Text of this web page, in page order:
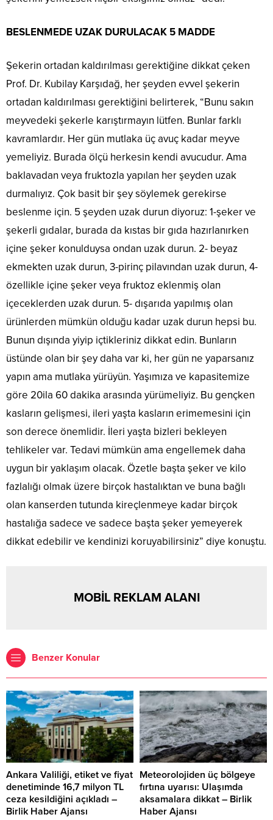
BESLENMEDE UZAK DURULACAK 5 MADDE
Şekerin ortadan kaldırılması gerektiğine dikkat çeken
Prof. Dr. Kubilay Karşıdağ, her şeyden evvel şekerin
ortadan kaldırılması gerektiğini belirterek, “Bunu sakın
meyvedeki şekerle karıştırmayın lütfen. Bunlar farklı
kavramlardır. Her gün mutlaka üç avuç kadar meyve
yemeliyiz. Burada ölçü herkesin kendi avucudur. Ama
baklavadan veya fruktozla yapılan her şeyden uzak
durmalıyız. Çok basit bir şey söylemek gerekirse
beslenme için. 5 şeyden uzak durun diyoruz: 1-şeker ve
şekerli gıdalar, burada da kıstas bir gıda hazırlanırken
içine şeker konulduysa ondan uzak durun. 2- beyaz
ekmekten uzak durun, 3-pirinç pilavından uzak durun, 4-
özellikle içine şeker veya fruktoz eklenmiş olan
içeceklerden uzak durun. 5- dışarıda yapılmış olan
ürünlerden mümkün olduğu kadar uzak durun hepsi bu.
Bunun dışında yiyip içtikleriniz dikkat edin. Bunların
üstünde olan bir şey daha var ki, her gün ne yaparsanız
yapın ama mutlaka yürüyün. Yaşımıza ve kapasitemize
göre 20ila 60 dakika arasında yürümeliyiz. Bu gençken
kasların gelişmesi, ileri yaşta kasların erimemesini için
son derece önemlidir. İleri yaşta bizleri bekleyen
tehlikeler var. Tedavi mümkün ama engellemek daha
uygun bir yaklaşım olacak. Özetle başta şeker ve kilo
fazlalığı olmak üzere birçok hastalıktan ve buna bağlı
olan kanserden tutunda kireçlenmeye kadar birçok
hastalığa sadece ve sadece başta şeker yemeyerek
dikkat edebilir ve kendinizi koruyabilirsiniz” diye konuştu.
MOBİL REKLAM ALANI
Benzer Konular
Ankara Valiliği, etiket ve fiyat
denetiminde 16,7 milyon TL
ceza kesildiğini açıkladı –
Birlik Haber Ajansı
Meteorolojiden üç bölgeye
fırtına uyarısı: Ulaşımda
aksamalara dikkat – Birlik
Haber Ajansı